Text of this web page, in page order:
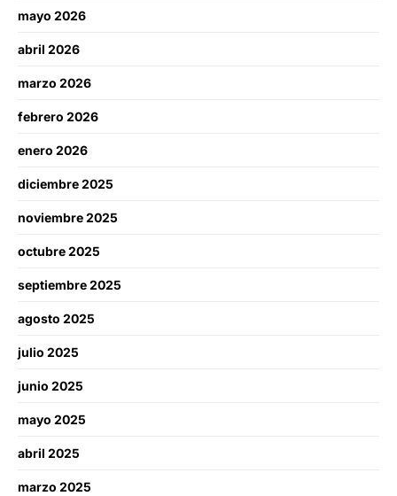
mayo 2026
abril 2026
marzo 2026
febrero 2026
enero 2026
diciembre 2025
noviembre 2025
octubre 2025
septiembre 2025
agosto 2025
julio 2025
junio 2025
mayo 2025
abril 2025
marzo 2025